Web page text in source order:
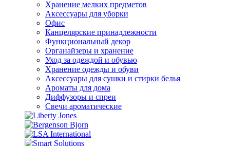
Хранение мелких предметов
Аксессуары для уборки
Офис
Канцелярские принадлежности
Функциональный декор
Органайзеры и хранение
Уход за одеждой и обувью
Хранение одежды и обуви
Аксессуары для сушки и стирки белья
Ароматы для дома
Диффузоры и спреи
Свечи ароматические